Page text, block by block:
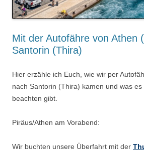
Mit der Autofähre von Athen
Santorin (Thira)
Hier erzähle ich Euch, wie wir per
nach Santorin (Thira) kamen und was
beachten gibt.
Piräus/Athen am Vorabend:
Wir buchten unsere Überfahrt mit der